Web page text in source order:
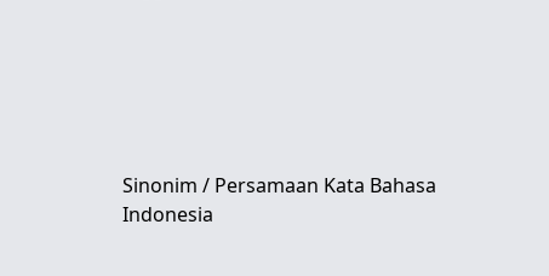
Sinonim / Persamaan Kata Bahasa
Indonesia